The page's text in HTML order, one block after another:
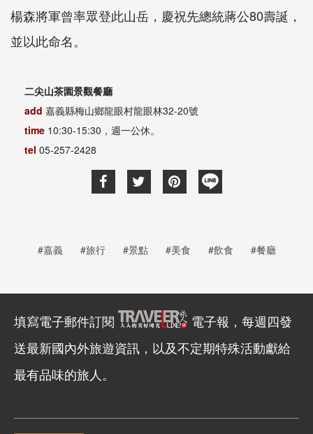
楊森將軍曾率眾登此山岳，慶祝先總統蔣公80壽誕，
並以此命名。
二尖山茶園景觀餐廳
add 嘉義縣梅山鄉龍眼村龍眼林32-20號
time 10:30-15:30，週一公休。
tel 05-257-2428
#嘉義 #旅行 #景點 #美食 #飲食 #餐廳
填寫電子郵件訂閱
電子報，每週四發
送最新國內外旅遊資訊，以及不定期特殊活動獻給
最有品味的旅人。